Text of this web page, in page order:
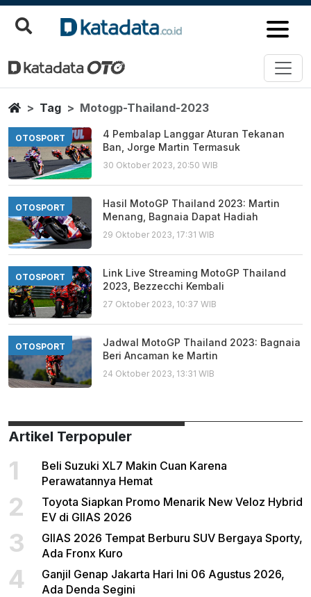
Motogp Thailand 2023
Berita Terbaru
HomeTag Motogp-Thailand-2023
OTOSPORT
4 Pembalap Langgar Aturan Tekanan
Ban, Jorge Martin Termasuk
30 Oktober 2023, 20:50 WIB
OTOSPORT
Hasil MotoGP Thailand 2023: Martin
Menang, Bagnaia Dapat Hadiah
29 Oktober 2023, 17:31 WIB
OTOSPORT
Link Live Streaming MotoGP Thailand
2023, Bezzecchi Kembali
27 Oktober 2023, 10:37 WIB
OTOSPORT
Jadwal MotoGP Thailand 2023: Bagnaia
Beri Ancaman ke Martin
24 Oktober 2023, 13:31 WIB
Artikel Terpopuler
1
Beli Suzuki XL7 Makin Cuan Karena
Perawatannya Hemat
2
Toyota Siapkan Promo Menarik New Veloz Hybrid
EV di GIIAS 2026
3
GIIAS 2026 Tempat Berburu SUV Bergaya Sporty,
Ada Fronx Kuro
4
Ganjil Genap Jakarta Hari Ini 06 Agustus 2026,
Ada Denda Segini